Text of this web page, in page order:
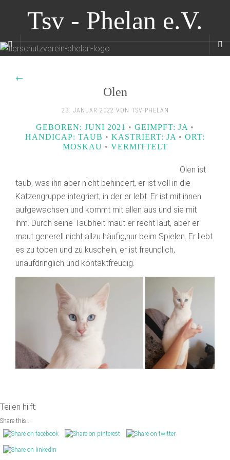
Tsv - Phelan e.V.
←
Olen
23. JANUAR 2022 VON TSV-PHELAN
GEBOREN: JUNI 2021 • GEIMPFT: JA •
HANDICAP: TAUB • KASTRIERT: JA • ORT:
MOSKAU • VERMITTELT
Olen ist
taub, was ihn aber nicht behindert, er ist voll in die
Katzengruppe integriert, in der er lebt. Er ist mit ihnen
aufgewachsen und kommt mit allen aus und sie mit
ihm. Durch seine Taubheit maut er recht laut, aber er
maut generell nicht allzu häufig,nur beim Spielen. Er liebt
es zu toben und zu kuscheln, er ist freundlich,
unaufdringlich und kontaktfreudig.
Teilen hilft:
Share this...